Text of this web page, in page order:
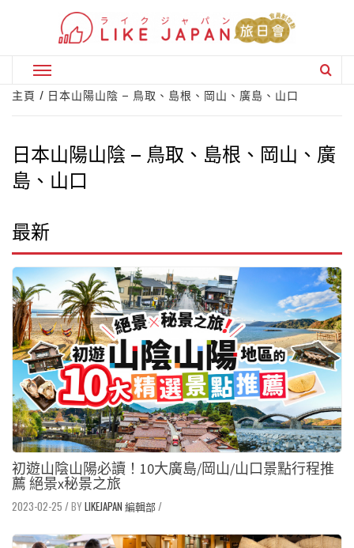
Primary
Menu
主頁 日本山陽山陰 – 鳥取、島根、岡山、廣島、山口
日本山陽山陰 – 鳥取、島根、岡山、廣
島、山口
最新
初遊山陰山陽必讀！10大廣島/岡山/山口景點行程推
薦 絕景x秘景之旅
2023-02-25 / LIKEJAPAN 編輯部/